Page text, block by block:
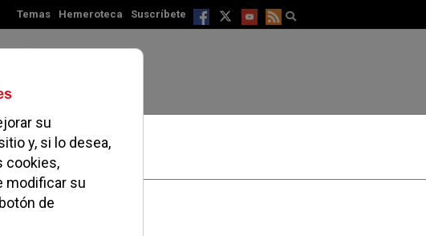
Temas Hemeroteca Suscríbete
la